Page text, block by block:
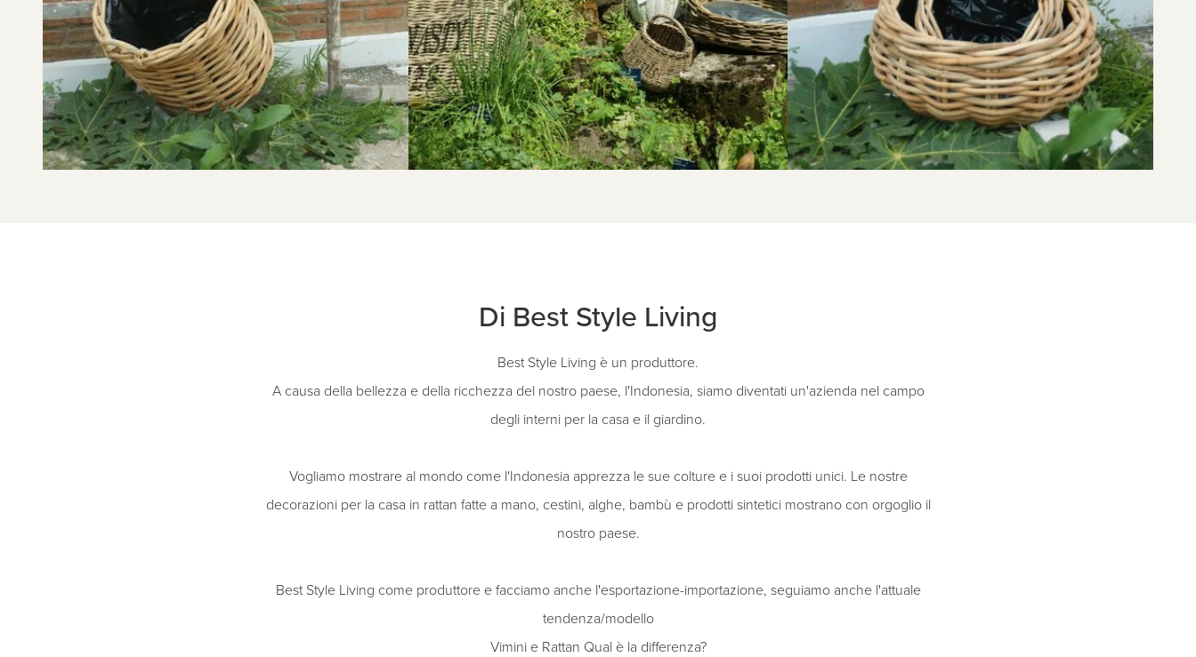
Di Best Style Living
Best Style Living è un produttore.
A causa della bellezza e della ricchezza del nostro paese, l'Indonesia, siamo diventati un'azienda nel campo
degli interni per la casa e il giardino.
Vogliamo mostrare al mondo come l'Indonesia apprezza le sue colture e i suoi prodotti unici. Le nostre
decorazioni per la casa in rattan fatte a mano, cestini, alghe, bambù e prodotti sintetici mostrano con orgoglio il
nostro paese.
Best Style Living come produttore e facciamo anche l'esportazione-importazione, seguiamo anche l'attuale
tendenza/modello
Vimini e Rattan Qual è la differenza?